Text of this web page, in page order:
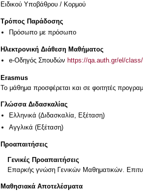
Ειδικού Υποβάθρου / Κορμού
Τρόπος Παράδοσης
Πρόσωπο με πρόσωπο
Ηλεκτρονική Διάθεση Μαθήματος
e-Οδηγός Σπουδών https://qa.auth.gr/el/
Erasmus
Το μάθημα προσφέρεται και σε φοιτητές
Γλώσσα Διδασκαλίας
Ελληνικά (Διδασκαλία, Εξέταση)
Αγγλικά (Εξέταση)
Προαπαιτήσεις
Γενικές Προαπαιτήσεις
Επαρκής γνώση Γενικών Μαθηματικών.
Μαθησιακά Αποτελέσματα